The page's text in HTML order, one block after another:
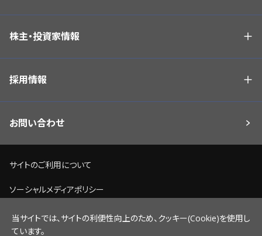
株主・投資家情報
採用情報
お問い合わせ
サイトのご利用について
ソーシャルメディアポリシー
個人情報保護方針
当サイトでは、サイトの利便性向上のため、クッキー(Cookie)を使用し
ています。